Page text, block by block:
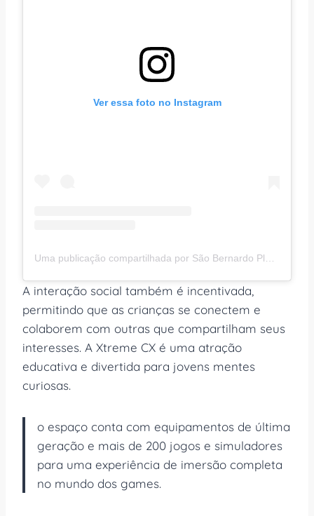
Ver essa foto no Instagram
A interação social também é incentivada,
permitindo que as crianças se conectem e
colaborem com outras que compartilham seus
interesses. A Xtreme CX é uma atração
educativa e divertida para jovens mentes
curiosas.
o espaço conta com equipamentos de última
geração e mais de 200 jogos e simuladores
para uma experiência de imersão completa
no mundo dos games.​